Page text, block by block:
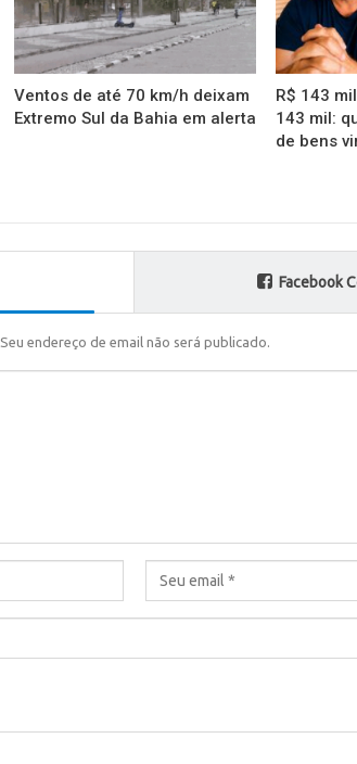
Ventos de até 70 km/h deixam
Extremo Sul da Bahia em alerta
R$ 143
143 mil:
de bens
Facebook
Seu endereço de email não será publicado.